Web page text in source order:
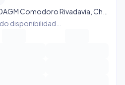
disponibilidad…